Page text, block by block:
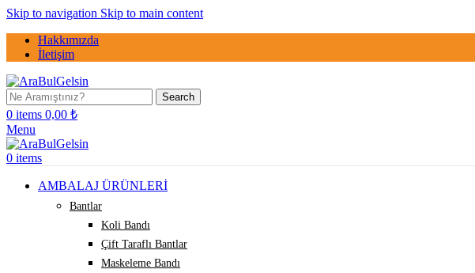
Skip to navigation Skip to main content
Hakkımızda
İletişim
Search
0 items 0,00 ₺
Menu
0 items
AMBALAJ ÜRÜNLERİ
Bantlar
Koli Bandı
Çift Taraflı Bantlar
Maskeleme Bandı